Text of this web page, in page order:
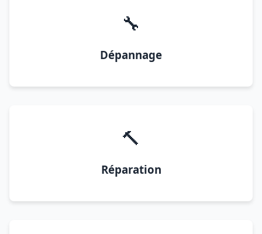
🔧
Dépannage
🔨
Réparation